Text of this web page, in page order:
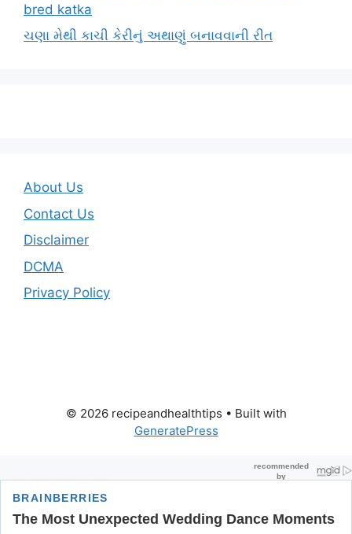
bred katka
ચણા મેથી કાચી કેરીનું અથાણું બનાવવાની રીત
About Us
Contact Us
Disclaimer
DCMA
Privacy Policy
© 2026 recipeandhealthtips • Built with
GeneratePress